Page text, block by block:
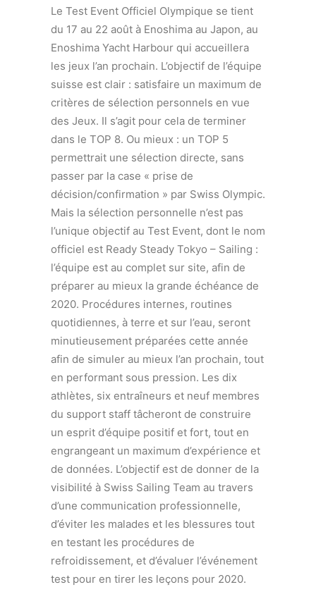
Le Test Event Officiel Olympique se tient
du 17 au 22 août à Enoshima au Japon, au
Enoshima Yacht Harbour qui accueillera
les jeux l’an prochain. L’objectif de l’équipe
suisse est clair : satisfaire un maximum de
critères de sélection personnels en vue
des Jeux. Il s’agit pour cela de terminer
dans le TOP 8. Ou mieux : un TOP 5
permettrait une sélection directe, sans
passer par la case « prise de
décision/confirmation » par Swiss Olympic.
Mais la sélection personnelle n’est pas
l’unique objectif au Test Event, dont le nom
officiel est Ready Steady Tokyo – Sailing :
l’équipe est au complet sur site, afin de
préparer au mieux la grande échéance de
2020. Procédures internes, routines
quotidiennes, à terre et sur l’eau, seront
minutieusement préparées cette année
afin de simuler au mieux l’an prochain, tout
en performant sous pression. Les dix
athlètes, six entraîneurs et neuf membres
du support staff tâcheront de construire
un esprit d’équipe positif et fort, tout en
engrangeant un maximum d’expérience et
de données. L’objectif est de donner de la
visibilité à Swiss Sailing Team au travers
d’une communication professionnelle,
d’éviter les malades et les blessures tout
en testant les procédures de
refroidissement, et d’évaluer l’événement
test pour en tirer les leçons pour 2020.